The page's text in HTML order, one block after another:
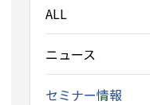
ALL
ニュース
セミナー情報